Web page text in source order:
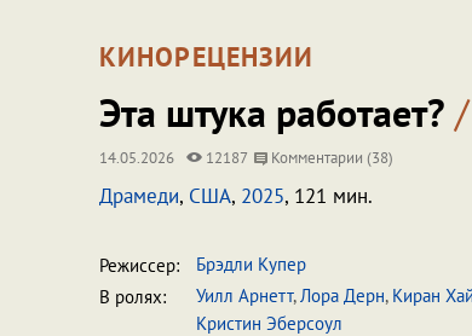
КИНОРЕЦЕНЗИИ
Эта штука работает? /
14.05.2026 12187 Комментарии (38)
Драмеди, США, 2025, 121 мин.
Режиссер:
Брэдли Купер
В ролях:
Уилл Арнетт,Лора Дерн, Киран
Кристин Эберсоул